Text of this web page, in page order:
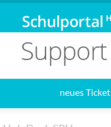
Support
neues Ticket